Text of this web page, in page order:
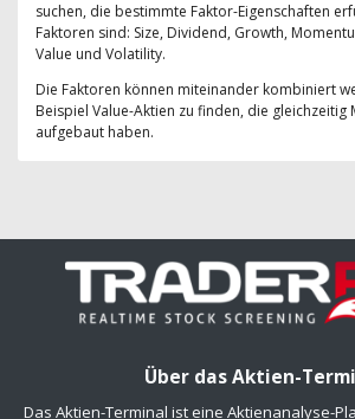
suchen, die bestimmte Faktor-Eigenschaften
Faktoren sind: Size, Dividend, Growth,
Value und Volatility.
Die Faktoren können miteinander kombiniert
Beispiel Value-Aktien zu finden, die gleichzeitig
aufgebaut haben.
Über das Aktien-
Das Aktien-Terminal ist eine Aktienanalyse-